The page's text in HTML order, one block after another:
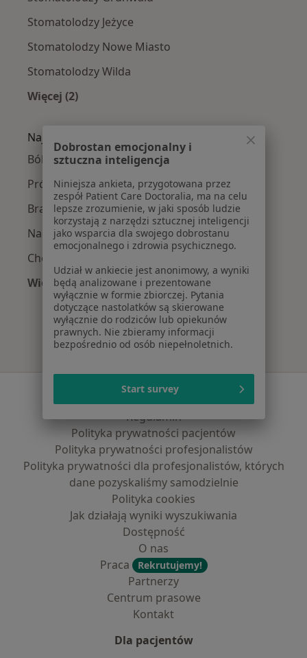
Stomatolodzy Jeżyce
Stomatolodzy Nowe Miasto
Stomatolodzy Wilda
Więcej (2)
Najczęście leczone choroby
Ból zęba w Poznaniu
Próchnica w Poznaniu
Braki zębowe w Poznaniu
Nadwrażliwość zębów w Poznaniu
Choroby miazgi w Poznaniu
Więcej (15)
Więcej w kategorii: Najczęście leczone
Serwis
Regulamin
Polityka prywatności pacjentów
Polityka prywatności profesjonalistów
Polityka prywatności dla profesjonalistów, których
dane pozyskaliśmy samodzielnie
Polityka cookies
Jak działają wyniki wyszukiwania
Dostępność
O nas
Praca
Rekrutujemy!
Partnerzy
Centrum prasowe
Kontakt
Dla pacjentów
Dobrostan emocjonalny i
sztuczna inteligencja
Niniejsza ankieta, przygotowana przez
zespół Patient Care Doctoralia, ma na celu
lepsze zrozumienie, w jaki sposób ludzie
korzystają z narzędzi sztucznej inteligencji
jako wsparcia dla swojego dobrostanu
emocjonalnego i zdrowia psychicznego.
Udział w ankiecie jest anonimowy, a wyniki
będą analizowane i prezentowane
wyłącznie w formie zbiorczej. Pytania
dotyczące nastolatków są skierowane
wyłącznie do rodziców lub opiekunów
prawnych. Nie zbieramy informacji
bezpośrednio od osób niepełnoletnich.
Start survey